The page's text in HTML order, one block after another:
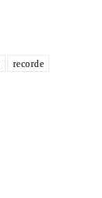
recorde